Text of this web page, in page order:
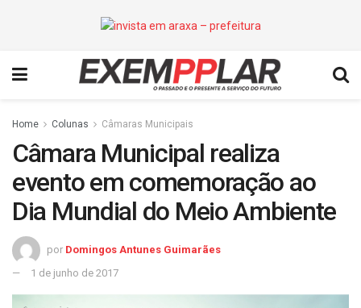
Home Colunas Câmaras Municipais
Câmara Municipal realiza
evento em comemoração ao
Dia Mundial do Meio Ambiente
por Domingos Antunes Guimarães
1 de junho de 2017